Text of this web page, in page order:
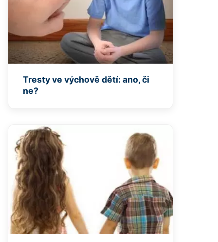
Tresty ve výchově dětí: ano, či
ne?